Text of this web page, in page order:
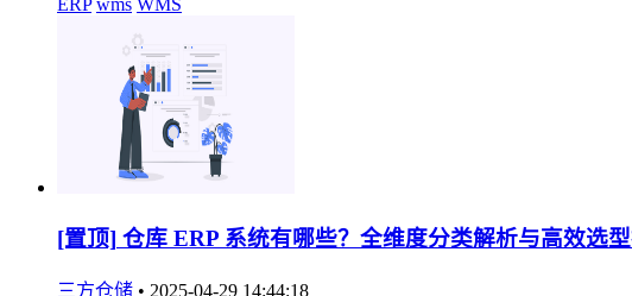
[置顶] 仓库 ERP 系统有哪些？全维度分类解析与高效选
三方仓储 • 2025-04-29 14:44:18